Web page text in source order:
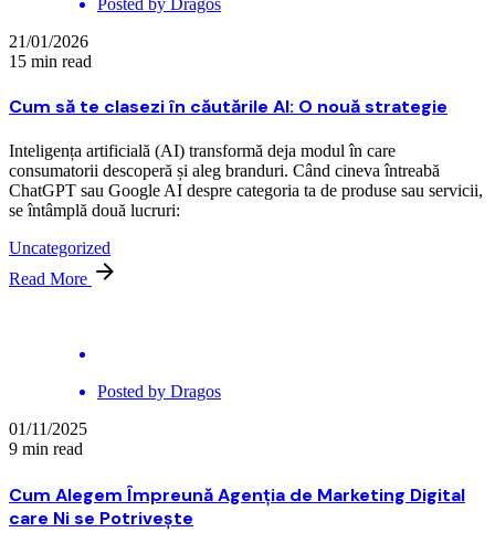
21/01/2026
15 min read
Cum să te clasezi în căutările AI: O nouă strategie
Inteligența artificială (AI) transformă deja modul în care
consumatorii descoperă și aleg branduri. Când cineva întreabă
ChatGPT sau Google AI despre categoria ta de produse sau servicii,
se întâmplă două lucruri:
Uncategorized
Read More
Posted by Dragos
01/11/2025
9 min read
Cum Alegem Împreună Agenția de Marketing Digital
care Ni se Potrivește